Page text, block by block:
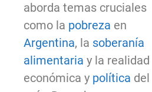
aborda temas cruciales
como la pobreza en
Argentina, la soberanía
alimentaria y la realidad
económica y política del